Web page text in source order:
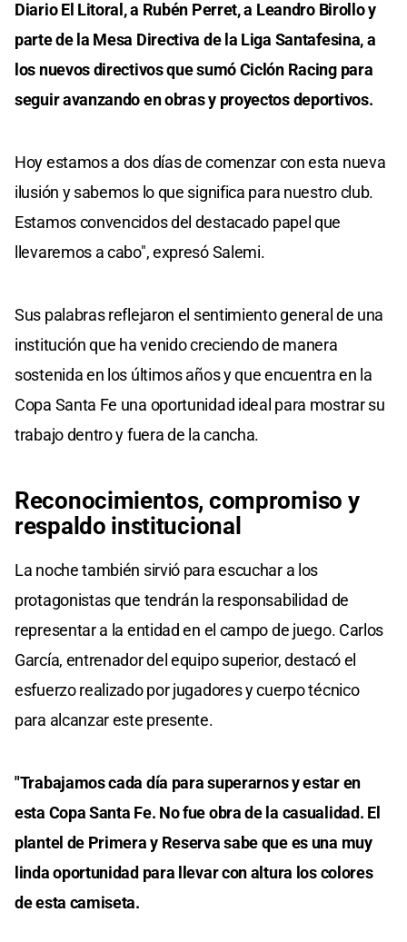
Diario El Litoral, a Rubén Perret, a Leandro Birollo y
parte de la Mesa Directiva de la Liga Santafesina, a
los nuevos directivos que sumó Ciclón Racing para
seguir avanzando en obras y proyectos deportivos.
Hoy estamos a dos días de comenzar con esta nueva
ilusión y sabemos lo que significa para nuestro club.
Estamos convencidos del destacado papel que
llevaremos a cabo", expresó Salemi.
Sus palabras reflejaron el sentimiento general de una
institución que ha venido creciendo de manera
sostenida en los últimos años y que encuentra en la
Copa Santa Fe una oportunidad ideal para mostrar su
trabajo dentro y fuera de la cancha.
Reconocimientos, compromiso y
respaldo institucional
La noche también sirvió para escuchar a los
protagonistas que tendrán la responsabilidad de
representar a la entidad en el campo de juego. Carlos
García, entrenador del equipo superior, destacó el
esfuerzo realizado por jugadores y cuerpo técnico
para alcanzar este presente.
"Trabajamos cada día para superarnos y estar en
esta Copa Santa Fe. No fue obra de la casualidad. El
plantel de Primera y Reserva sabe que es una muy
linda oportunidad para llevar con altura los colores
de esta camiseta.